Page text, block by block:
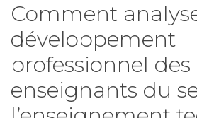
Comment
développement
professionnel des
enseignants du